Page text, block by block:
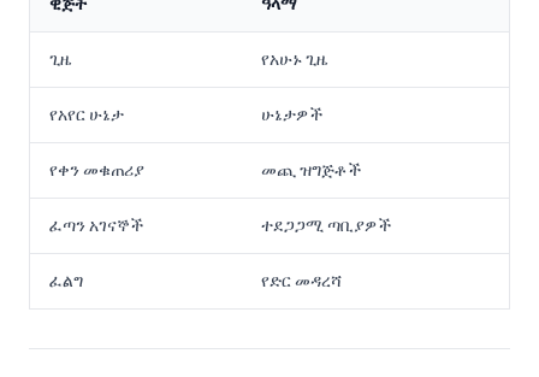
ጊዜ የአሁኑ ጊዜ
የአየር ሁኔታ ሁኔታዎች
የቀን መቁጠሪያ መጪ ዝግጅቶች
ፈጣን አገናኞች ተደጋጋሚ ጣቢያዎች
ፈልግ የድር መዳረሻ